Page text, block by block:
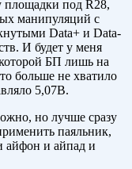
площадки под R28,
манипуляций с
Data+ и Data-
И будет у меня
БП лишь на
больше не хватило
5,07В.
но лучше сразу
паяльник,
айфон и айпад и